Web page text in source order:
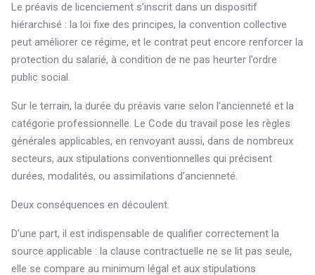
Le préavis de licenciement s’inscrit dans un dispositif
hiérarchisé : la loi fixe des principes, la convention collective
peut améliorer ce régime, et le contrat peut encore renforcer la
protection du salarié, à condition de ne pas heurter l’ordre
public social.
Sur le terrain, la durée du préavis varie selon l’ancienneté et la
catégorie professionnelle. Le Code du travail pose les règles
générales applicables, en renvoyant aussi, dans de nombreux
secteurs, aux stipulations conventionnelles qui précisent
durées, modalités, ou assimilations d’ancienneté.
Deux conséquences en découlent.
D’une part, il est indispensable de qualifier correctement la
source applicable : la clause contractuelle ne se lit pas seule,
elle se compare au minimum légal et aux stipulations